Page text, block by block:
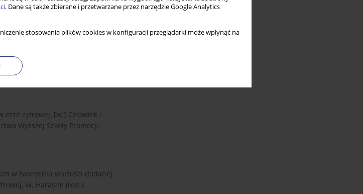
. Dane są także zbierane i przetwarzane przez narzędzie Google Analytics
stosowania plików cookies w konfiguracji przeglądarki może wpłynąć na
Kraków.
Naukowe PWN, Warszawa–
erze cyfrowej, [w:] Człowiek i
Wyższej Szkoły Promocji,
w tworzeniu wartości dodanej
W. Harasim (red.),